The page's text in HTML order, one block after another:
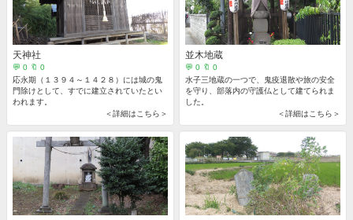
天神社
💬 0 🔖 0
応永期（１３９４～１４２８）には城の鬼
門除けとして、すでに建立されていたとい
われます。
＜詳細はこちら＞
並木地蔵
💬 0 🔖 0
水子三地蔵の一つで、鬼疫退散や旅の安全
を守り、部落内の守護仏として建てられま
した。
＜詳細はこちら＞